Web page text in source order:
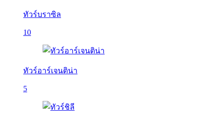
ทัวร์บราซิล
10
ทัวร์อาร์เจนติน่า
5